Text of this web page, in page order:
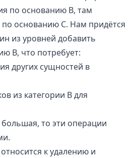
по основанию B, там
основанию C. Нам придётся
из уровней добавить
B, что потребует:
других сущностей в
из категории B для
то эти операции
к удалению и